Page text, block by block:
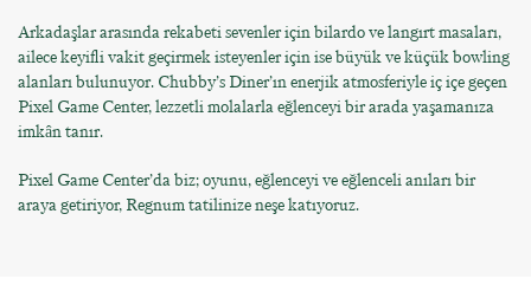
Arkadaşlar arasında rekabeti sevenler için bilardo ve langırt masaları,
ailece keyifli vakit geçirmek isteyenler için ise büyük ve küçük bowling
alanları bulunuyor. Chubby’s Diner’ın enerjik atmosferiyle iç içe geçen
Pixel Game Center, lezzetli molalarla eğlenceyi bir arada yaşamanıza
imkân tanır.
Pixel Game Center’da biz; oyunu, eğlenceyi ve eğlenceli anıları bir
araya getiriyor, Regnum tatilinize neşe katıyoruz.